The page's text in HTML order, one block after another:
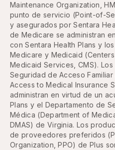
Maintenance Organization,
punto de servicio (Point-of-
y asegurados por Sentara
de Medicare se administran
con Sentara Health Plans y
Medicare y Medicaid
Medicaid Services, CMS).
Seguridad de Acceso
Access to Medical Insurance
administran en virtud de un
Plans y el Departamento de
Médica (Department of
DMAS) de Virginia. Los
de proveedores preferidos
Organization, PPO) de Plus